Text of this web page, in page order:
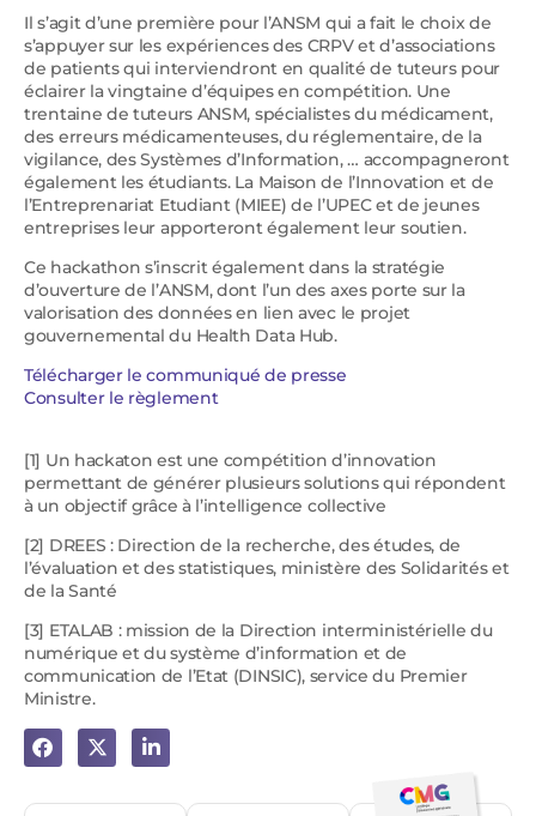
Il s’agit d’une première pour l’ANSM qui a fait le choix de
s’appuyer sur les expériences des CRPV et d’associations
de patients qui interviendront en qualité de tuteurs pour
éclairer la vingtaine d’équipes en compétition. Une
trentaine de tuteurs ANSM, spécialistes du médicament,
des erreurs médicamenteuses, du réglementaire, de la
vigilance, des Systèmes d’Information, … accompagneront
également les étudiants. La Maison de l’Innovation et de
l’Entreprenariat Etudiant (MIEE) de l’UPEC et de jeunes
entreprises leur apporteront également leur soutien.
Ce hackathon s’inscrit également dans la stratégie
d’ouverture de l’ANSM, dont l’un des axes porte sur la
valorisation des données en lien avec le projet
gouvernemental du Health Data Hub.
Télécharger le communiqué de presse
Consulter le règlement
[1] Un hackaton est une compétition d’innovation
permettant de générer plusieurs solutions qui répondent
à un objectif grâce à l’intelligence collective
[2] DREES : Direction de la recherche, des études, de
l’évaluation et des statistiques, ministère des Solidarités et
de la Santé
[3] ETALAB : mission de la Direction interministérielle du
numérique et du système d’information et de
communication de l’Etat (DINSIC), service du Premier
Ministre.